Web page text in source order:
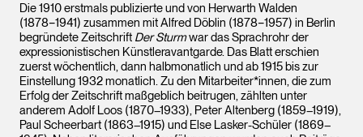
Die 1910 erstmals publizierte und von Herwarth Walden
(1878−1941) zusammen mit Alfred Döblin (1878−1957) in Berlin
begründete Zeitschrift Der Sturmwar das Sprachrohr der
expressionistischen Künstleravantgarde. Das Blatt erschien
zuerst wöchentlich, dann halbmonatlich und ab 1915 bis zur
Einstellung 1932 monatlich. Zu den Mitarbeiter*innen, die zum
Erfolg der Zeitschrift maßgeblich beitrugen, zählten unter
anderem Adolf Loos (1870–1933), Peter Altenberg (1859–1919),
Paul Scheerbart (1863–1915) und Else Lasker-Schüler (1869–